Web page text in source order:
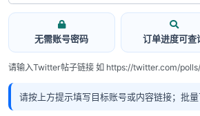
无需账号密码 订单进度可查
请输入Twitter帖子链接 如 https://twitter.com/
请按上方提示填写目标账号或内容链接；批量